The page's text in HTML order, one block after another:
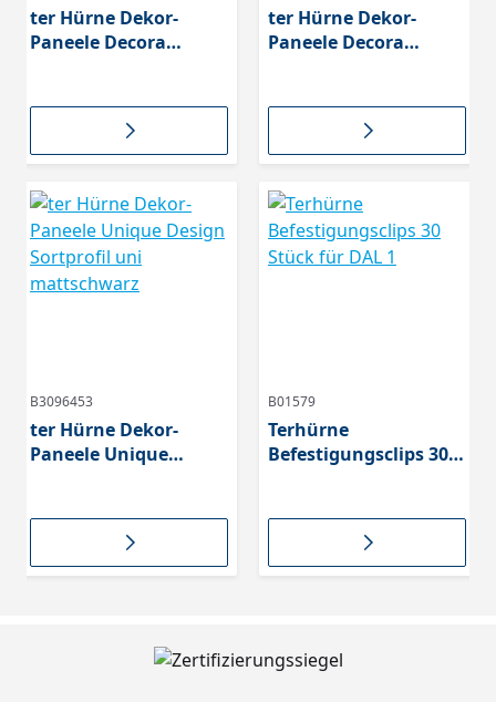
ter Hürne Dekor-
Paneele Decora
seidenmatt,
Softprofil, 0 mm Fuge,
ter Hürne Dekor-
Paneele Decora
seidenmatt,
Softprofil, 0 mm Fuge,
B3096453
ter Hürne Dekor-
Paneele Unique
B01579
Terhürne
Befestigungsclips 30